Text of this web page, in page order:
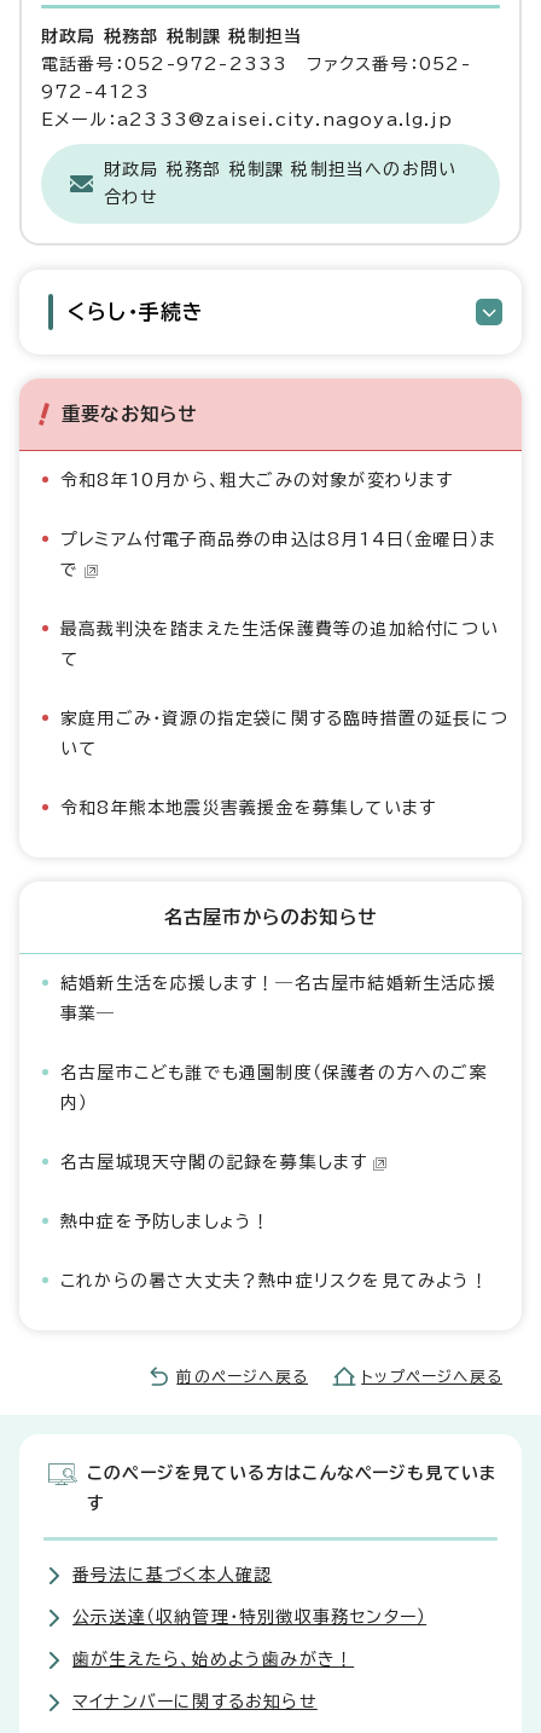
財政局 税務部 税制課 税制担当
電話番号：052-972-2333 ファクス番号：052-
972-4123
Eメール：a2333@zaisei.city.nagoya.lg.jp
財政局 税務部 税制課 税制担当へのお問い
合わせ
くらし・手続き
重要なお知らせ
令和8年10月から、粗大ごみの対象が変わります
プレミアム付電子商品券の申込は8月14日（金曜日）ま
で
最高裁判決を踏まえた生活保護費等の追加給付につい
て
家庭用ごみ・資源の指定袋に関する臨時措置の延長につ
いて
令和8年熊本地震災害義援金を募集しています
名古屋市からのお知らせ
結婚新生活を応援します！―名古屋市結婚新生活応援
事業―
名古屋市こども誰でも通園制度（保護者の方へのご案
内）
名古屋城現天守閣の記録を募集します
熱中症を予防しましょう！
これからの暑さ大丈夫？熱中症リスクを見てみよう！
前のページへ戻る トップページへ戻る
このページを見ている方はこんなページも見ていま
す
番号法に基づく本人確認
公示送達（収納管理・特別徴収事務センター）
歯が生えたら、始めよう歯みがき！
マイナンバーに関するお知らせ